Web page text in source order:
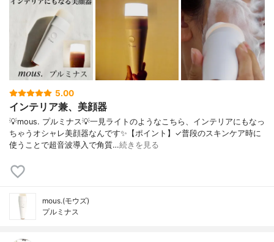
5.00
インテリア兼、美顔器
💡mous. プルミナス💡一見ライトのようなこちら、インテリアにもなっ
ちゃうオシャレ美顔器なんです✨【ポイント】✓普段のスキンケア時に
使うことで超音波導入で角質…続きを見る
mous.(モウズ)
プルミナス